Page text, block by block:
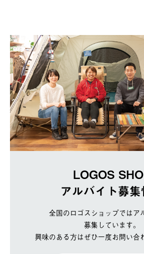
LOGOS
アルバイト募
全国のロゴスショップではア
募集しています。
興味のある方はぜひ一度お問い合